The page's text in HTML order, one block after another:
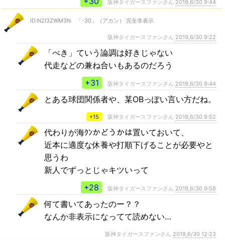
阪神タイガースファンさん 2019,6/30 9:44
ID:N2I3ZWM3N 「-30」（アカン） 完全非表示
阪神タイガースファンさん 2019,6/30 9:22
「べき」ていう論調は好きじゃない
代走などの兼ね合いもあるのだろう
+31
阪神タイガースファンさん 2019,6/30 9:44
とある球団関係者や、某OBっぽい言い方だね。
+15 阪神タイガースファンさん 2019,6/30 9:52
代わりが海ｸﾝかどうかは置いておいて、
近本に適度な休養や打順下げることが必要やと
思うわ
新人でずっとじゃキツいって
+28
阪神タイガースファンさん 2019,6/30 9:58
何て書いてあったのー？？
なんか非表示になってて読めない…
阪神タイガースファンさん 2019,6/30 12:23